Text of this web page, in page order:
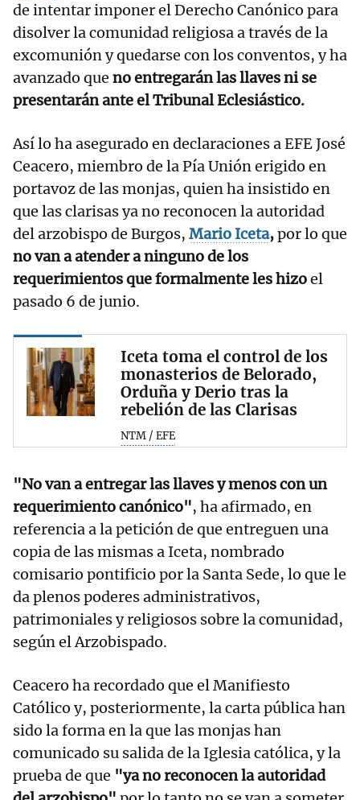
de intentar imponer el Derecho Canónico para
disolver la comunidad religiosa a través de la
excomunión y quedarse con los conventos, y ha
avanzado que no entregarán las llaves ni se
presentarán ante el Tribunal Eclesiástico.
Así lo ha asegurado en declaraciones a EFE José
Ceacero, miembro de la Pía Unión erigido en
portavoz de las monjas, quien ha insistido en
que las clarisas ya no reconocen la autoridad
del arzobispo de Burgos, Mario Iceta,por lo que
no van a atender a ninguno de los
requerimientos que formalmente les hizoel
pasado 6 de junio.
Iceta toma el control de los
monasterios de Belorado,
Orduña y Derio tras la
rebelión de las Clarisas
NTM / EFE
"No van a entregar las llaves y menos con un
requerimiento canónico", ha afirmado, en
referencia a la petición de que entreguen una
copia de las mismas a Iceta, nombrado
comisario pontificio por la Santa Sede, lo que le
da plenos poderes administrativos,
patrimoniales y religiosos sobre la comunidad,
según el Arzobispado.
Ceacero ha recordado que el Manifiesto
Católico y, posteriormente, la carta pública han
sido la forma en la que las monjas han
comunicado su salida de la Iglesia católica, y la
prueba de que "ya no reconocen la autoridad